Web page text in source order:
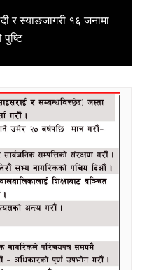
र स्याङजागरी १६ जनामा
पुष्टि